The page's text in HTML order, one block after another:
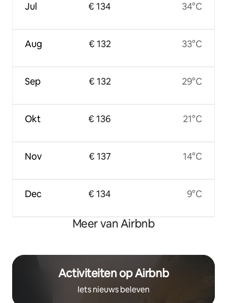
Jul
Aug
Sep
Okt
Nov
Dec
€ 134
€ 132
€ 132
€ 136
€ 137
€ 134
34°C
33°C
29°C
21°C
14°C
9°C
Meer van Airbnb
Activiteiten op Airbnb
Iets nieuws beleven